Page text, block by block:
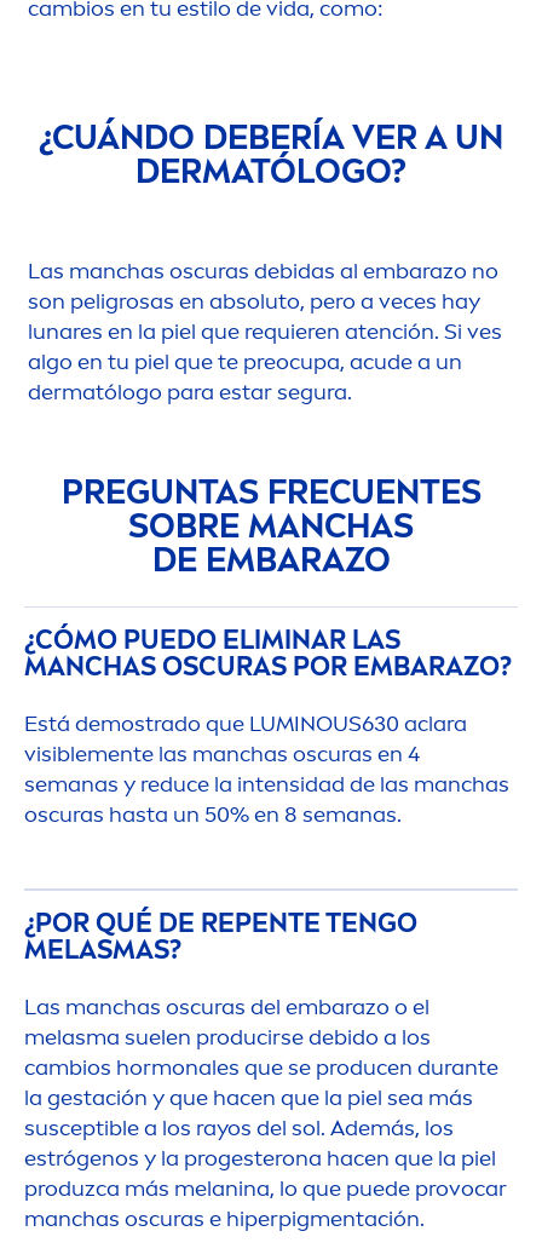
cambios en tu estilo de vida, como:
¿CUÁNDO DEBERÍA VER A UN
DERMATÓLOGO?
Las manchas oscuras debidas al embarazo no
son peligrosas en absoluto, pero a veces hay
lunares en la piel que requieren atención. Si ves
algo en tu piel que te preocupa, acude a un
dermatólogo para estar segura.
PREGUNTAS FRECUENTES
SOBRE MANCHAS
DE EMBARAZO
¿CÓMO PUEDO ELIMINAR LAS
MANCHAS OSCURAS POR EMBARAZO?
Está demostrado que LUMINOUS630 aclara
visiblemente las manchas oscuras en 4
semanas y reduce la intensidad de las manchas
oscuras hasta un 50% en 8 semanas.
¿POR QUÉ DE REPENTE TENGO
MELASMAS?
Las manchas oscuras del embarazo o el
melasma suelen producirse debido a los
cambios hormonales que se producen durante
la gestación y que hacen que la piel sea más
susceptible a los rayos del sol. Además, los
estrógenos y la progesterona hacen que la piel
produzca más melanina, lo que puede provocar
manchas oscuras e hiperpigmentación.